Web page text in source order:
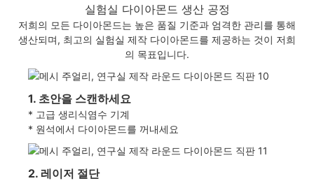
실험실 다이아몬드 생산 공정
저희의 모든 다이아몬드는 높은 품질 기준과 엄격한 관리를 통해
생산되며, 최고의 실험실 제작 다이아몬드를 제공하는 것이 저희
의 목표입니다.
1. 초안을 스캔하세요
* 고급 생리식염수 기계
* 원석에서 다이아몬드를 꺼내세요
2. 레이저 절단